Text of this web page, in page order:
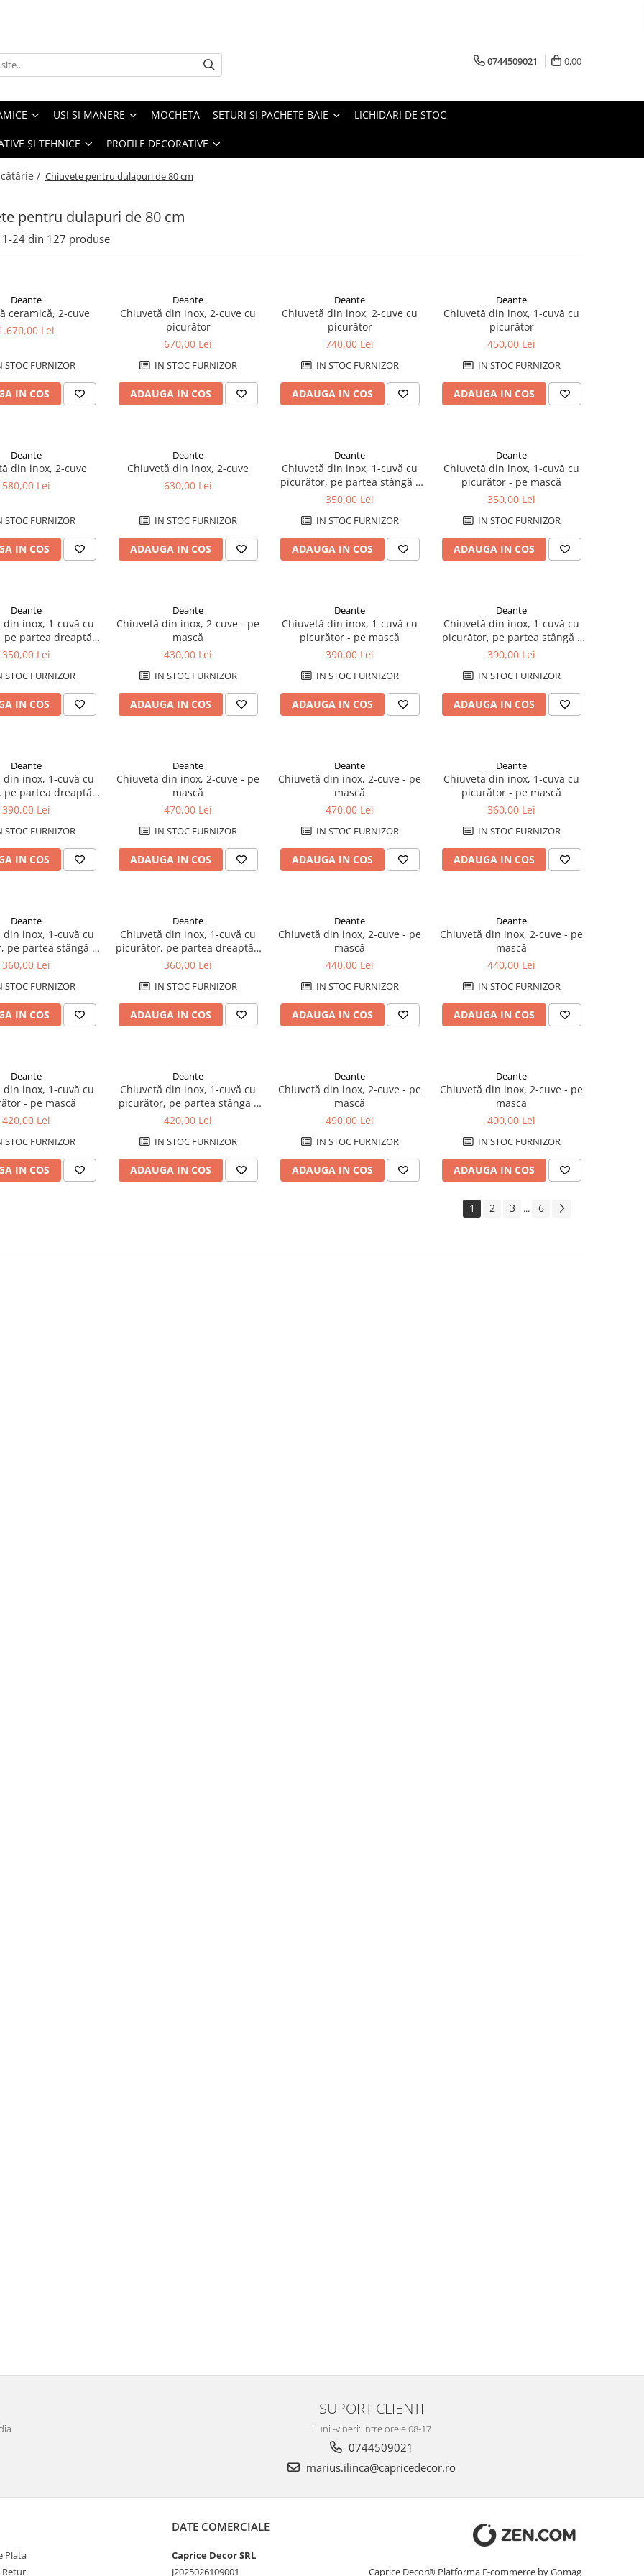
0744509021 0,00
USI SI MANERE MOCHETA SETURI SI PACHETE BAIE LICHIDARI DE STOC
ȘI TEHNICE PROFILE DECORATIVE
/ Chiuvete pentru dulapuri de 80 cm
pentru dulapuri de 80 cm
1-24 din 127 produse
Deante
ceramică, 2-cuve
Lei
STOC FURNIZOR
IN COS
Deante
Chiuvetă din inox, 2-cuve cu
picurător
670,00 Lei
IN STOC FURNIZOR
ADAUGA IN COS
Deante
Chiuvetă din inox, 2-cuve cu
picurător
740,00 Lei
IN STOC FURNIZOR
ADAUGA IN COS
Deante
Chiuvetă din inox, 1-cuvă cu
picurător
450,00 Lei
IN STOC FURNIZOR
ADAUGA IN COS
Deante
din inox, 2-cuve
580,00 Lei
STOC FURNIZOR
IN COS
Deante
Chiuvetă din inox, 2-cuve
630,00 Lei
IN STOC FURNIZOR
ADAUGA IN COS
Deante
Chiuvetă din inox, 1-cuvă cu
picurător, pe partea stângă -
pe mască
350,00 Lei
IN STOC FURNIZOR
ADAUGA IN COS
Deante
Chiuvetă din inox, 1-cuvă cu
picurător - pe mască
350,00 Lei
IN STOC FURNIZOR
ADAUGA IN COS
Deante
din inox, 1-cuvă cu
pe partea dreaptă -
pe mască
350,00 Lei
STOC FURNIZOR
IN COS
Deante
Chiuvetă din inox, 2-cuve - pe
mască
430,00 Lei
IN STOC FURNIZOR
ADAUGA IN COS
Deante
Chiuvetă din inox, 1-cuvă cu
picurător - pe mască
390,00 Lei
IN STOC FURNIZOR
ADAUGA IN COS
Deante
Chiuvetă din inox, 1-cuvă cu
picurător, pe partea stângă -
pe mască
390,00 Lei
IN STOC FURNIZOR
ADAUGA IN COS
Deante
din inox, 1-cuvă cu
pe partea dreaptă -
pe mască
390,00 Lei
STOC FURNIZOR
IN COS
Deante
Chiuvetă din inox, 2-cuve - pe
mască
470,00 Lei
IN STOC FURNIZOR
ADAUGA IN COS
Deante
Chiuvetă din inox, 2-cuve - pe
mască
470,00 Lei
IN STOC FURNIZOR
ADAUGA IN COS
Deante
Chiuvetă din inox, 1-cuvă cu
picurător - pe mască
360,00 Lei
IN STOC FURNIZOR
ADAUGA IN COS
Deante
din inox, 1-cuvă cu
pe partea stângă -
pe mască
360,00 Lei
STOC FURNIZOR
IN COS
Deante
Chiuvetă din inox, 1-cuvă cu
picurător, pe partea dreaptă -
pe mască
360,00 Lei
IN STOC FURNIZOR
ADAUGA IN COS
Deante
Chiuvetă din inox, 2-cuve - pe
mască
440,00 Lei
IN STOC FURNIZOR
ADAUGA IN COS
Deante
Chiuvetă din inox, 2-cuve - pe
mască
440,00 Lei
IN STOC FURNIZOR
ADAUGA IN COS
Deante
din inox, 1-cuvă cu
- pe mască
420,00 Lei
STOC FURNIZOR
IN COS
Deante
Chiuvetă din inox, 1-cuvă cu
picurător, pe partea stângă -
pe mască
420,00 Lei
IN STOC FURNIZOR
ADAUGA IN COS
Deante
Chiuvetă din inox, 2-cuve - pe
mască
490,00 Lei
IN STOC FURNIZOR
ADAUGA IN COS
Deante
Chiuvetă din inox, 2-cuve - pe
mască
490,00 Lei
IN STOC FURNIZOR
ADAUGA IN COS
1 2 3 ... 6
SUPORT CLIENTI
Luni -vineri: intre orele 08-17
0744509021
marius.ilinca@capricedecor.ro
Plata
Retur
DATE COMERCIALE
Caprice Decor SRL
J2025026109001
Caprice Decor® Platforma E-commerce by Gomag